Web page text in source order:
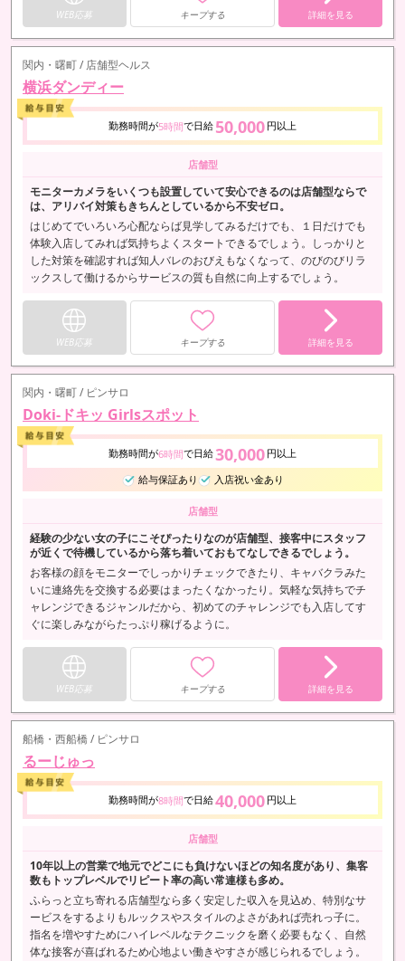
WEB応募 キープする 詳細を見る
関内・曙町 / 店舗型ヘルス
横浜ダンディー
勤務時間が5時間で日給 50,000 円以上
店舗型
モニターカメラをいくつも設置していて安心できるのは店舗型ならで
は、アリバイ対策もきちんとしているから不安ゼロ。
はじめてでいろいろ心配ならば見学してみるだけでも、１日だけでも
体験入店してみれば気持ちよくスタートできるでしょう。しっかりと
した対策を確認すれば知人バレのおびえもなくなって、のびのびリラ
ックスして働けるからサービスの質も自然に向上するでしょう。
WEB応募 キープする 詳細を見る
関内・曙町 / ピンサロ
Doki-ドキッ Girlsスポット
勤務時間が6時間で日給30,000 円以上
給与保証あり
入店祝い金あり
店舗型
経験の少ない女の子にこそぴったりなのが店舗型、接客中にスタッフ
が近くで待機しているから落ち着いておもてなしできるでしょう。
お客様の顔をモニターでしっかりチェックできたり、キャバクラみた
いに連絡先を交換する必要はまったくなかったり。気軽な気持ちでチ
ャレンジできるジャンルだから、初めてのチャレンジでも入店してす
ぐに楽しみながらたっぷり稼げるように。
WEB応募 キープする 詳細を見る
船橋・西船橋 / ピンサロ
るーじゅっ
勤務時間が8時間で日給40,000 円以上
店舗型
10年以上の営業で地元でどこにも負けないほどの知名度があり、集客
数もトップレベルでリピート率の高い常連様も多め。
ふらっと立ち寄れる店舗型なら多く安定した収入を見込め、特別なサ
ービスをするよりもルックスやスタイルのよさがあれば売れっ子に。
指名を増やすためにハイレベルなテクニックを磨く必要もなく、自然
体な接客が喜ばれるため心地よい働きやすさが感じられるでしょう。